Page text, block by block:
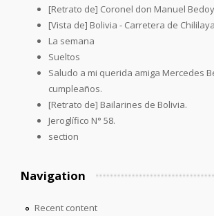
[Retrato de] Coronel don Manuel
[Vista de] Bolivia - Carretera de
La semana
Sueltos
Saludo a mi querida amiga Mercedes
cumpleaños.
[Retrato de] Bailarines de Bolivia.
Jeroglífico N° 58.
section
Navigation
Recent content